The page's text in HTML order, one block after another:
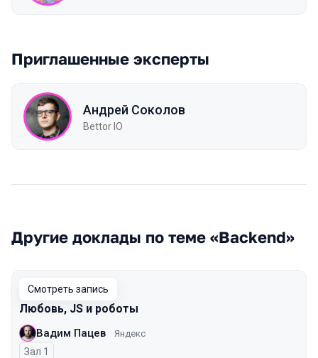
Приглашенные эксперты
Андрей Соколов
Bettor IO
Другие доклады по теме «Backend»
Смотреть запись
Любовь, JS и роботы
Вадим Пацев Яндекс
Зал 1